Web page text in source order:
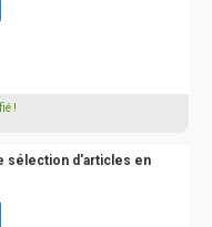
!
sélection d'articles en